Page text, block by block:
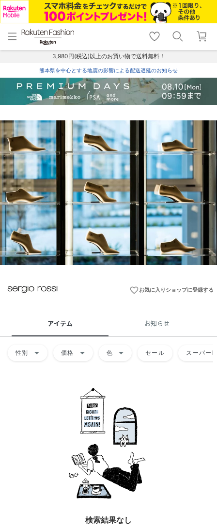
menu home
トップ
shopping_cart lock_outline
ログイン
3,980円(税込)以上のお買い物で送料無料！
熊本県を中心とする地震の影響による配送遅延のお知らせ
favorite_borderお気に入りショップに登録する
アイテム お知らせ
性別 arrow_drop_down 価格 arrow_drop_down 色 arrow_drop_down セール スーパー
検索結果なし